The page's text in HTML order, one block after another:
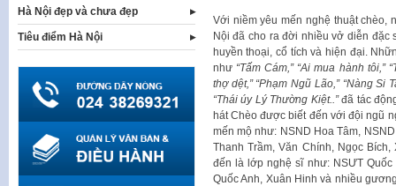
Với niềm yêu mến nghệ thuật chèo,
Nội đã cho ra đời nhiều vở diễn đặc
huyền thoại, cổ tích và hiện đại.
như “Tấm Cám,” “Ai mua hành tôi,”
thợ dệt,” “Phạm Ngũ Lão,” “Nàng Si
“Thái úy Lý Thường Kiệt..”đã tác
hát Chèo được biết đến với đội ngũ
mến mộ như: NSND Hoa Tâm,
Thanh Trầm, Văn Chính, Ngọc
đến là lớp nghệ sĩ như: NSƯT Quốc
Quốc Anh, Xuân Hinh và nhiều
Hà Nội đẹp và chưa đẹp
Tiêu điểm Hà Nội